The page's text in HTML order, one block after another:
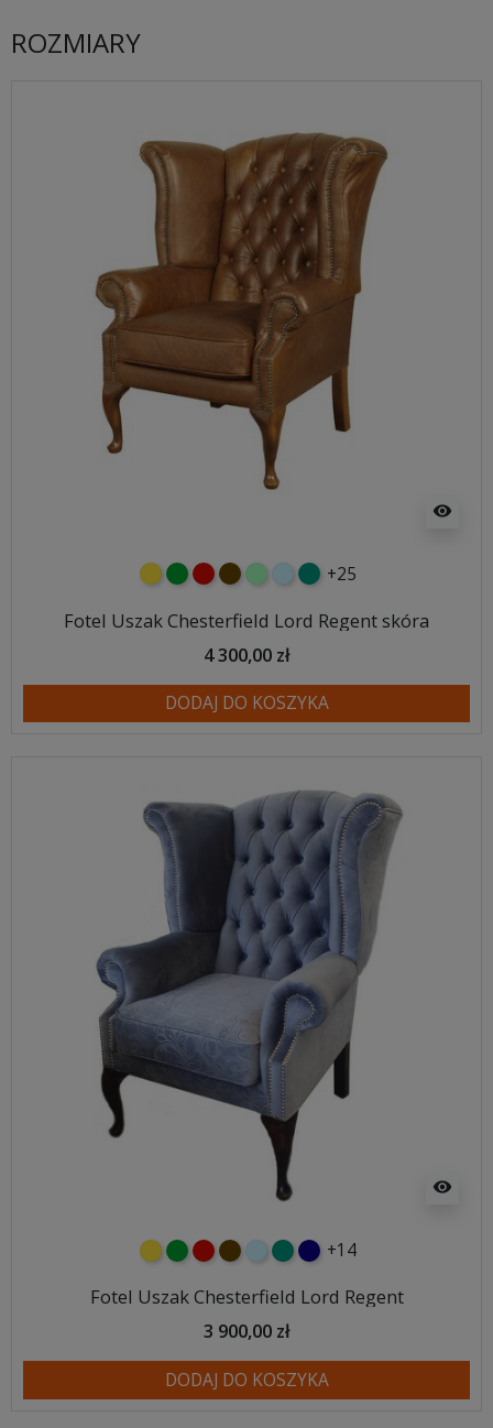
ROZMIARY
visibility
żółtyzielonyczerwony
czekoladowy
miętowybłękitny
turkusowy
+25
Fotel Uszak Chesterfield Lord Regent skóra
4 300,00 zł
DODAJ DO KOSZYKA
visibility
żółtyzielonyczerwony
czekoladowy
błękitnyturkusowy
granatowy
+14
Fotel Uszak Chesterfield Lord Regent
3 900,00 zł
DODAJ DO KOSZYKA